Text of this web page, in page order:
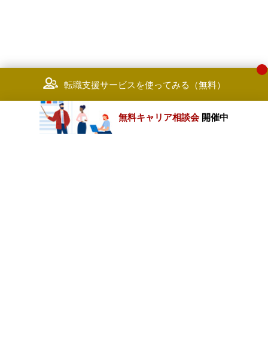
転職支援サービスを使ってみる（無料）
無料キャリア相談会 開催中